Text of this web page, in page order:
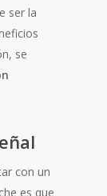
ser la
se
con un
es que